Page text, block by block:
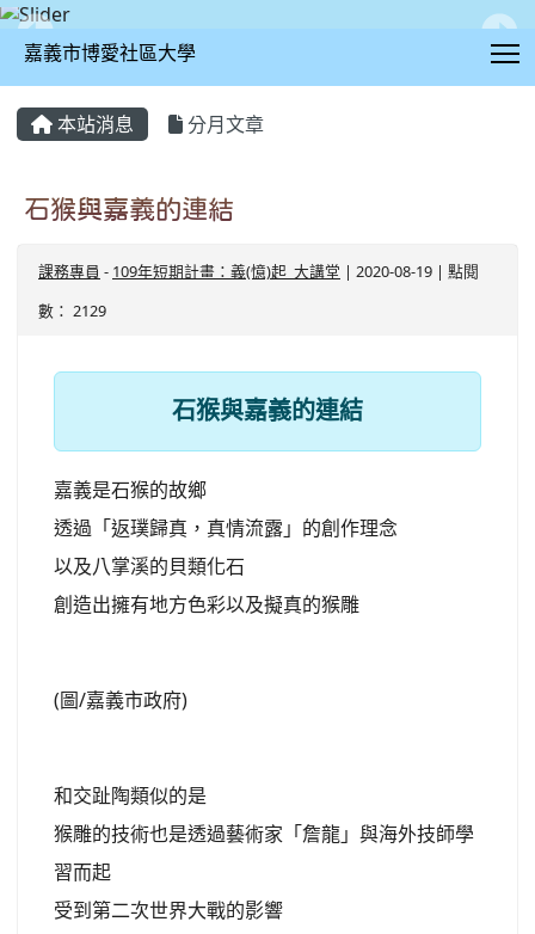
嘉義市博愛社區大學
本站消息 分月文章
石猴與嘉義的連結
課務專員 - 109年短期計畫：義(憶)起_大講堂 | 2020-08-19 | 點閱
數： 2129
石猴與嘉義的連結
嘉義是石猴的故鄉
透過「返璞歸真，真情流露」的創作理念
以及八掌溪的貝類化石
創造出擁有地方色彩以及擬真的猴雕
(圖/嘉義市政府)
和交趾陶類似的是
猴雕的技術也是透過藝術家「詹龍」與海外技師學
習而起
受到第二次世界大戰的影響